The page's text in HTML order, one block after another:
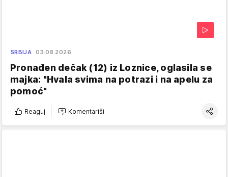
SRBIJA 03.08.2026.
Pronađen dečak (12) iz Loznice, oglasila se
majka: "Hvala svima na potrazi i na apelu za
pomoć"
Reaguj Komentariši